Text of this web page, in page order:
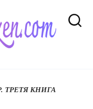
ТРЕТЯ КНИГА